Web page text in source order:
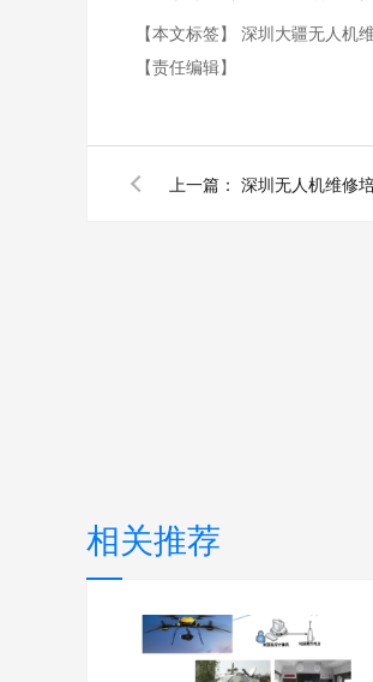
【本文标签】 深圳大疆无人机
【责任编辑】
上一篇：
相关推荐